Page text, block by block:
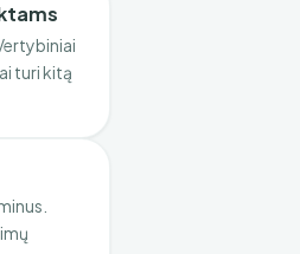
turi kitą